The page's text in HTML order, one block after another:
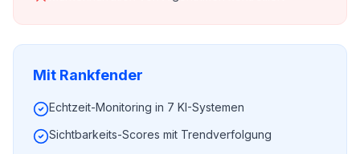
Mit Rankfender
Echtzeit-Monitoring in 7 KI-Systemen
Sichtbarkeits-Scores mit Trendverfolgung